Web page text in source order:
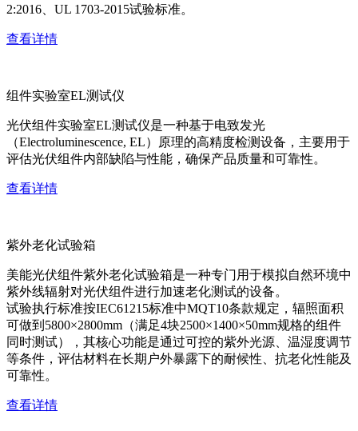
2:2016、UL 1703-2015试验标准。
查看详情
组件实验室EL测试仪
光伏组件实验室EL测试仪是一种基于电致发光
（Electroluminescence, EL）原理的高精度检测设备，主要用于
评估光伏组件内部缺陷与性能，确保产品质量和可靠性。
查看详情
紫外老化试验箱
美能光伏组件紫外老化试验箱是一种专门用于模拟自然环境中
紫外线辐射对光伏组件进行加速老化测试的设备。
试验执行标准按IEC61215标准中MQT10条款规定，辐照面积
可做到5800×2800mm（满足4块2500×1400×50mm规格的组件
同时测试），其核心功能是通过可控的紫外光源、温湿度调节
等条件，评估材料在长期户外暴露下的耐候性、抗老化性能及
可靠性。
查看详情